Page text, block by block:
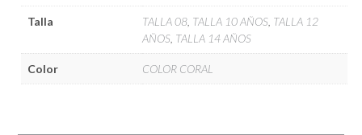
Talla TALLA 08 TALLA 10 AÑOS TALLA 12
AÑOS TALLA 14 AÑOS
Color COLOR CORAL